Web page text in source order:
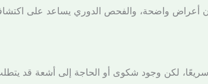
أعراض واضحة، والفحص الدوري يساعد على
لكن وجود شكوى أو الحاجة إلى أشعة قد